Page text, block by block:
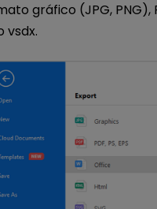
gráfico (JPG, PNG),
vsdx.